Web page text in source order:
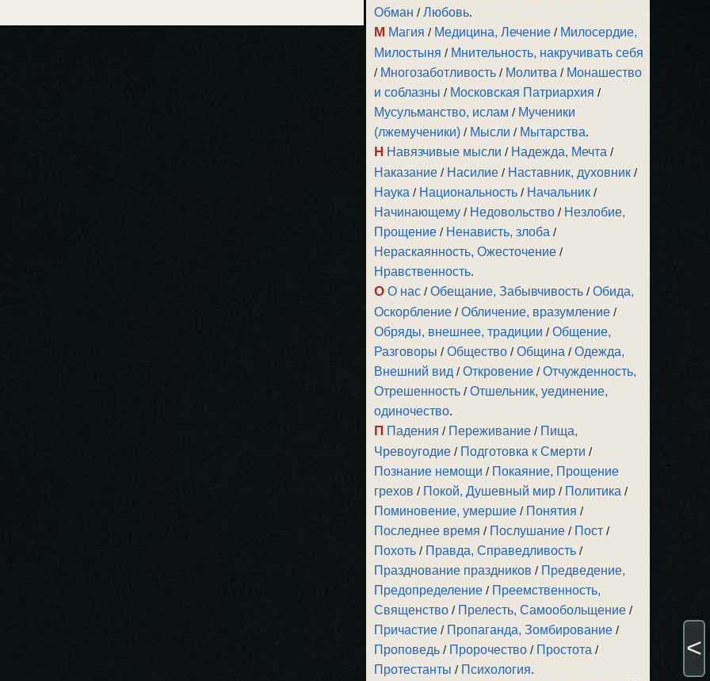
Обман /Любовь.
М Магия / Медицина, Лечение / Милосердие,
Милостыня / Мнительность, накручивать себя
/ Многозаботливость / Молитва / Монашество
и соблазны / Московская Патриархия /
Мусульманство, ислам / Мученики
(лжемученики) / Мысли / Мытарства.
Н Навязчивые мысли / Надежда, Мечта /
Наказание / Насилие / Наставник, духовник /
Наука / Национальность / Начальник /
Начинающему / Недовольство / Незлобие,
Прощение / Ненависть, злоба /
Нераскаянность, Ожесточение /
Нравственность.
О О нас /Обещание, Забывчивость /Обида,
Оскорбление /Обличение, вразумление /
Обряды, внешнее, традиции /Общение,
Разговоры /Общество /Община /Одежда,
Внешний вид /Откровение /Отчужденность,
Отрешенность /Отшельник, уединение,
одиночество.
П Падения / Переживание / Пища,
Чревоугодие / Подготовка к Смерти /
Познание немощи / Покаяние, Прощение
грехов / Покой, Душевный мир / Политика /
Поминовение, умершие / Понятия /
Последнее время / Послушание / Пост /
Похоть / Правда, Справедливость /
Празднование праздников / Предведение,
Предопределение / Преемственность,
Священство / Прелесть, Самообольщение /
Причастие / Пропаганда, Зомбирование /
Проповедь / Пророчество / Простота /
Протестанты / Психология.
<